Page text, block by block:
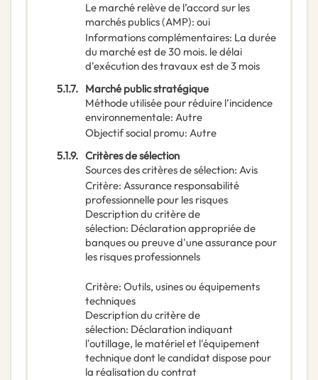
Le marché relève de l’accord sur les
marchés publics (AMP): oui
Informations complémentaires: La durée
du marché est de 30 mois. le délai
d'exécution des travaux est de 3 mois
5.1.7. Marché public stratégique
Méthode utilisée pour réduire l’incidence
environnementale: Autre
Objectif social promu: Autre
5.1.9. Critères de sélection
Sources des critères de sélection: Avis
Critère: Assurance responsabilité
professionnelle pour les risques
Description du critère de
sélection: Déclaration appropriée de
banques ou preuve d'une assurance pour
les risques professionnels
Critère: Outils, usines ou équipements
techniques
Description du critère de
sélection: Déclaration indiquant
l'outillage, le matériel et l'équipement
technique dont le candidat dispose pour
la réalisation du contrat